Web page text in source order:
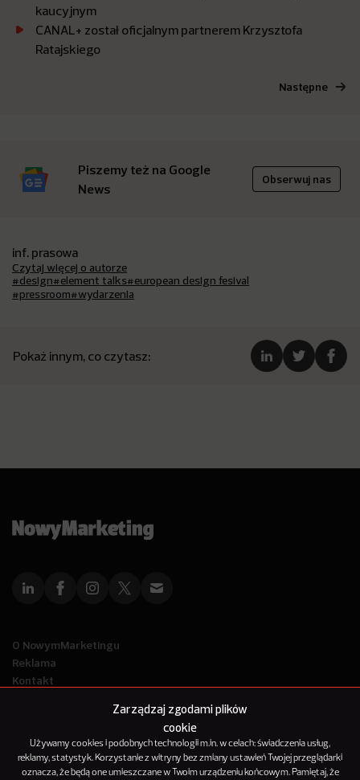
Zarządzaj zgodami plików
cookie
Używamy cookies i podobnych technologii m.in. w celach: świadczenia usług,
reklamy, statystyk. Korzystanie z witryny bez zmiany ustawień Twojej przeglądarki
oznacza, że będą one umieszczane w Twoim urządzeniu końcowym. Pamiętaj, że
kaucyjnym
CANAL+ został oficjalnym partnerem Krzysztofa
Ratajskiego
Następne
Piszemy też na Google
News
Obserwuj nas
inf. prasowa
Czytaj więcej o autorze
#design#element talks#european design fesival
#pressroom#wydarzenia
Pokaż innym, co czytasz:
O NowymMarketingu
Reklama
Kontakt